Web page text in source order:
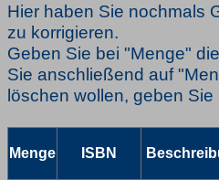
Hier haben Sie nochmals
zu korrigieren.
Geben Sie bei "Menge"
Sie anschließend auf
löschen wollen, geben
Menge ISBN